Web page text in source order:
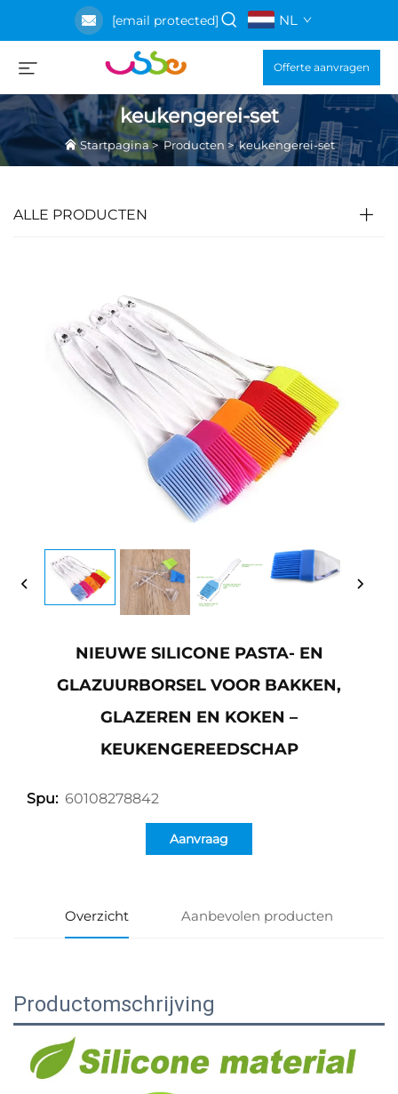
[email protected] NL
Offerte aanvragen
keukengerei-set
Startpagina>Producten>keukengerei-set
ALLE PRODUCTEN
NIEUWE SILICONE PASTA- EN
GLAZUURBORSEL VOOR BAKKEN,
GLAZEREN EN KOKEN –
KEUKENGEREEDSCHAP
Spu: 60108278842
Aanvraag
Overzicht Aanbevolen producten
Productomschrijving